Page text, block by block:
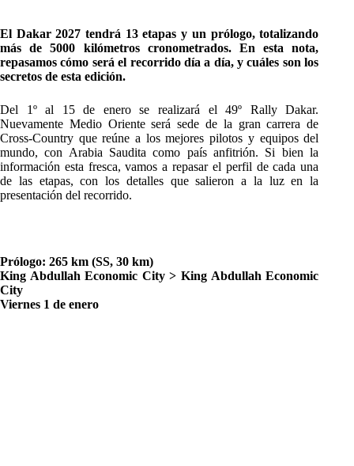
El Dakar 2027 tendrá 13 etapas y un prólogo, totalizando
más de 5000 kilómetros cronometrados. En esta nota,
repasamos cómo será el recorrido día a día, y cuáles son los
secretos de esta edición.
Del 1º al 15 de enero se realizará el 49º Rally Dakar.
Nuevamente Medio Oriente será sede de la gran carrera de
Cross-Country que reúne a los mejores pilotos y equipos del
mundo, con Arabia Saudita como país anfitrión. Si bien la
información esta fresca, vamos a repasar el perfil de cada una
de las etapas, con los detalles que salieron a la luz en la
presentación del recorrido.
Prólogo: 265 km (SS, 30 km)
King Abdullah Economic City > King Abdullah Economic
City
Viernes 1 de enero